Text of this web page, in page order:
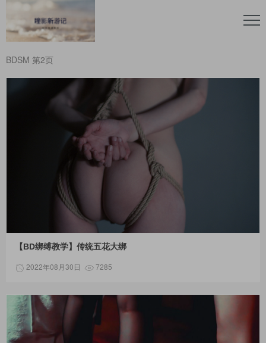
BDSM 第2页
【BD绑缚教学】传统五花大绑
2022年08月30日 7285